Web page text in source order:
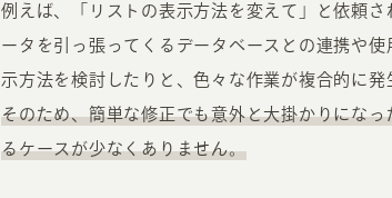
例えば、「リストの表示方法を変えて」と依頼
ータを引っ張ってくるデータベースとの連携や
示方法を検討したりと、色々な作業が複合的に発
そのため、簡単な修正でも意外と大掛かりにな
るケースが少なくありません。